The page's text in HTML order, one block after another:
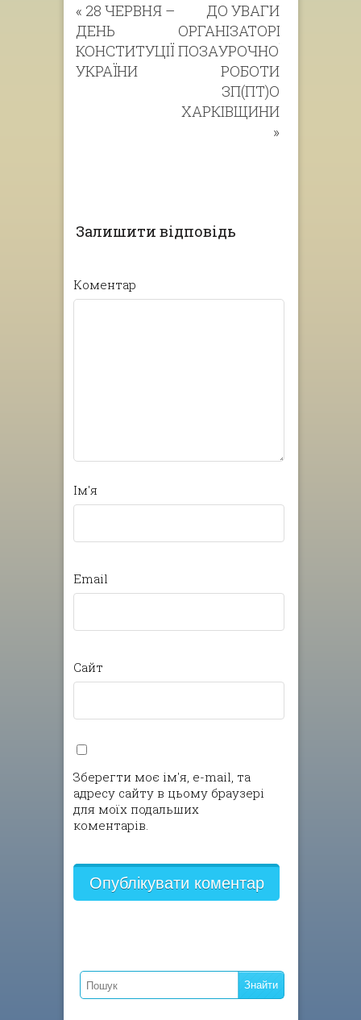
« 28 ЧЕРВНЯ –
ДЕНЬ
КОНСТИТУЦІЇ
УКРАЇНИ
ДО УВАГИ
ОРГАНІЗАТОРІВ
ПОЗАУРОЧНОЇ
РОБОТИ
ЗП(ПТ)О
ХАРКІВЩИНИ
»
Залишити відповідь
Коментар
Ім'я
Email
Сайт
Зберегти моє ім'я, e-mail, та
адресу сайту в цьому браузері
для моїх подальших
коментарів.